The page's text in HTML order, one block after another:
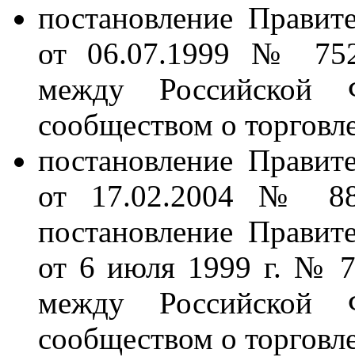
постановление
от 06.07.1999 №
между Российской
сообществом о
постановление
от 17.02.2004 №
постановление
от 6 июля 1999 г. №
между Российской
сообществом о